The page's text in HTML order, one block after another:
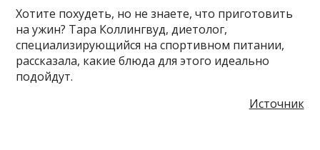
Хотите похудеть, но не знаете, что приготовить
на ужин? Тара Коллингвуд, диетолог,
специализирующийся на спортивном питании,
рассказала, какие блюда для этого идеально
подойдут.
Источник